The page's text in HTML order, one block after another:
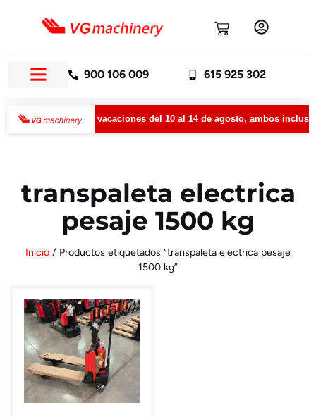
900 106 009 615 925 302
cerrada por vacaciones del 10 al 14 de agosto, ambos
transpaleta electrica
pesaje 1500 kg
Inicio / Productos etiquetados “transpaleta electrica pesaje
1500 kg”